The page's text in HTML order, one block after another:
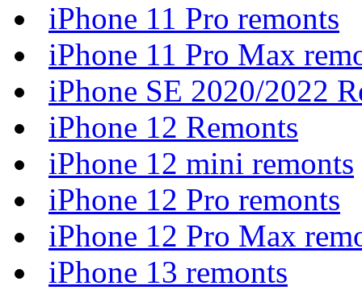
iPhone 11 Pro remonts
iPhone 11 Pro Max
iPhone SE 2020/2022
iPhone 12 Remonts
iPhone 12 mini remonts
iPhone 12 Pro remonts
iPhone 12 Pro Max
iPhone 13 remonts